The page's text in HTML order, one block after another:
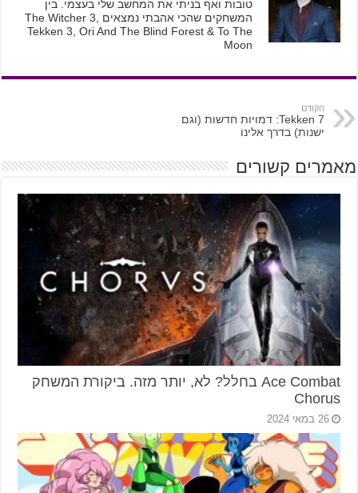
טובות ואף בניתי את המחשב שלי בעצמי. בין
המשחקים שהכי אהבתי נמצאים The Witcher 3,
Tekken 3, Ori And The Blind Forest & To The
Moon
הקודם
Tekken 7: דמויות חדשות (וגם
ישנות) בדרך אלינו
מאמרים קשורים
Ace Combat בחלל? לא, יותר מזה. ביקורת המשחק
Chorus
26 במאי 2024